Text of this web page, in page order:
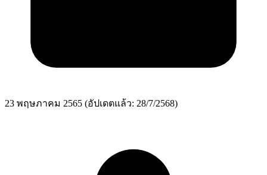
23 พฤษภาคม 2565 (อัปเดตแล้ว: 28/7/2568)